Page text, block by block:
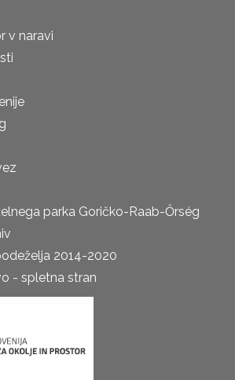
v naravi
parka Goričko-Raab-Őrség
2014-2020
- spletna stran